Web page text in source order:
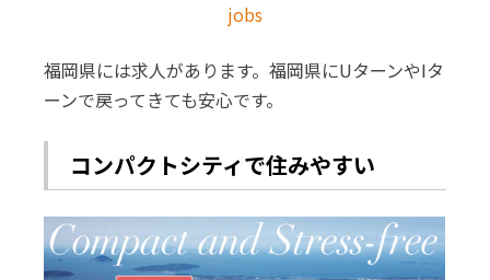
jobs
福岡県には求人があります。福岡県にUターンやIタ
ーンで戻ってきても安心です。
コンパクトシティで住みやすい